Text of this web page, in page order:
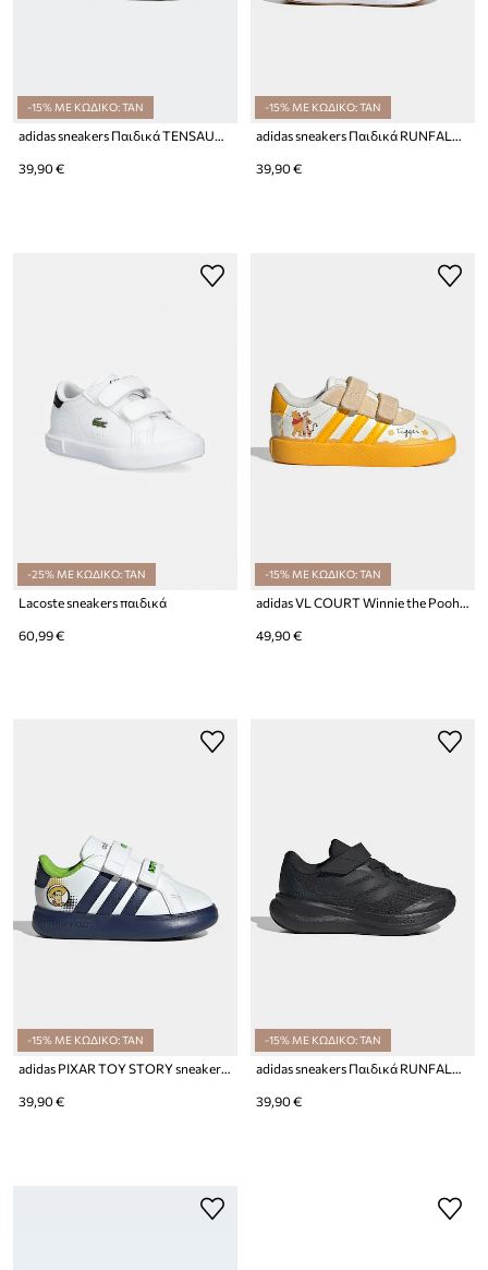
-15% ΜΕ ΚΩΔΙΚΟ: TAN
adidas sneakers Παιδικά TENSAUR RUN 4.0
39,90 €
-15% ΜΕ ΚΩΔΙΚΟ: TAN
adidas sneakers Παιδικά RUNFALCON 6
39,90 €
-25% ΜΕ ΚΩΔΙΚΟ: TAN
Lacoste sneakers παιδικά
60,99 €
-15% ΜΕ ΚΩΔΙΚΟ: TAN
adidas VL COURT Winnie the Pooh sneakers παιδικά
49,90 €
-15% ΜΕ ΚΩΔΙΚΟ: TAN
adidas PIXAR TOY STORY sneakers Παιδικά
39,90 €
-15% ΜΕ ΚΩΔΙΚΟ: TAN
adidas sneakers Παιδικά RUNFALCON 6
39,90 €